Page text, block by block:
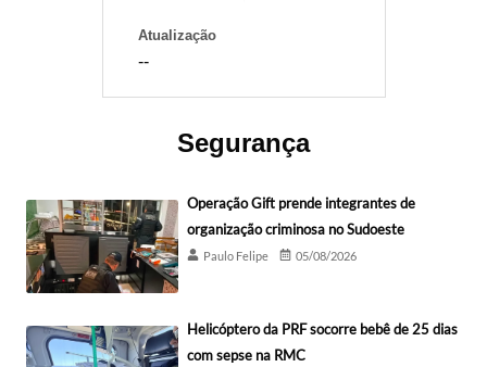
Atualização
--
Segurança
Operação Gift prende integrantes de
organização criminosa no Sudoeste
Paulo Felipe 05/08/2026
Helicóptero da PRF socorre bebê de 25 dias
com sepse na RMC